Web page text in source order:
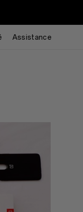
Assistance